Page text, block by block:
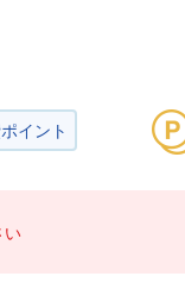
イント
い